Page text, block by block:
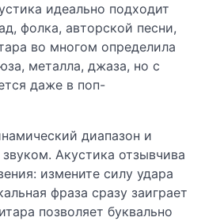
идеально подходит
фолка, авторской песни,
во многом определила
металла, джаза, но с
даже в поп-
диапазон и
Акустика отзывчива
измените силу удара
фраза сразу заиграет
позволяет буквально